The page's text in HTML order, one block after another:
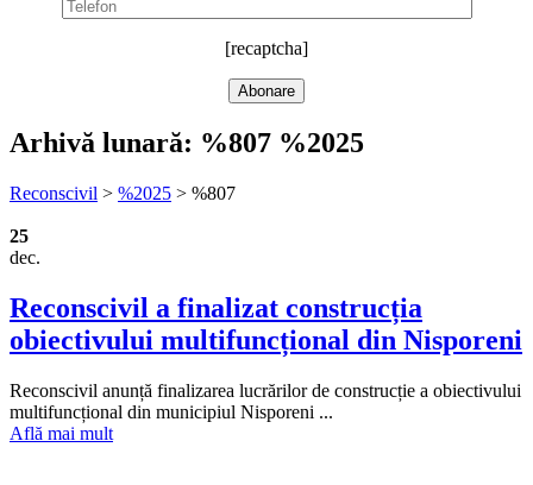
[recaptcha]
Arhivă lunară: %807 %2025
Reconscivil > %2025 > %807
25
dec.
Reconscivil a finalizat construcția
obiectivului multifuncțional din Nisporeni
Reconscivil anunță finalizarea lucrărilor de construcție a obiectivului
multifuncțional din municipiul Nisporeni ...
Află mai mult